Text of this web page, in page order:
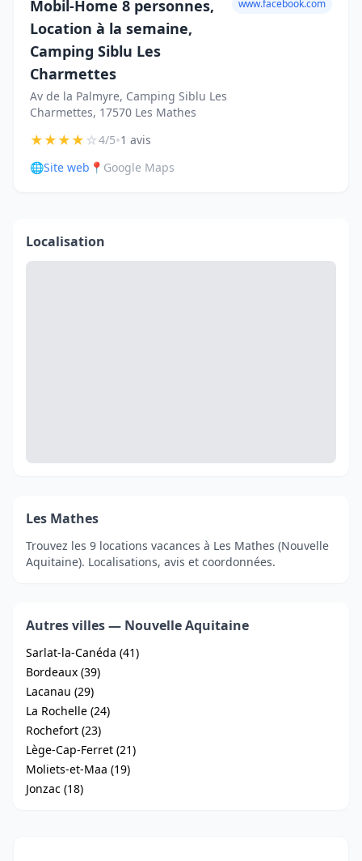
Mobil-Home 8 personnes,
Location à la semaine,
Camping Siblu Les
Charmettes
Av de la Palmyre, Camping Siblu Les
Charmettes, 17570 Les Mathes
www.facebook.com
★★★★☆4/5•1 avis
🌐Site web 📍 Google Maps
Localisation
Les Mathes
Trouvez les 9 locations vacances à Les Mathes (Nouvelle
Aquitaine). Localisations, avis et coordonnées.
Autres villes — Nouvelle Aquitaine
Sarlat-la-Canéda (41)
Bordeaux (39)
Lacanau (29)
La Rochelle (24)
Rochefort (23)
Lège-Cap-Ferret (21)
Moliets-et-Maa (19)
Jonzac (18)